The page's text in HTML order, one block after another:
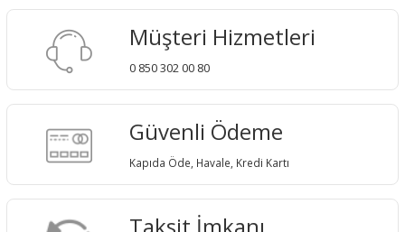
Müşteri Hizmetleri
0 850 302 00 80
Güvenli Ödeme
Kapıda Öde, Havale, Kredi Kartı
Taksit İmkanı